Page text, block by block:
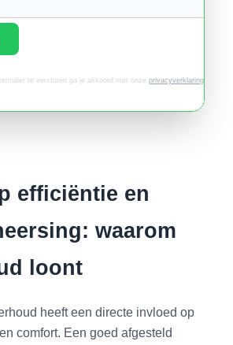
te versturen ga je akkoord met onze privacyverklaring.
efficiëntie en
waarom
loont
heeft een directe invloed op
comfort. Een goed afgesteld